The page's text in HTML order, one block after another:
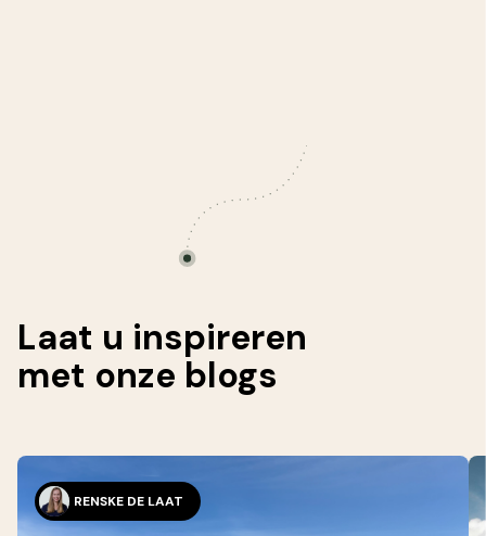
Laat u inspireren
met onze blogs
RENSKE DE LAAT